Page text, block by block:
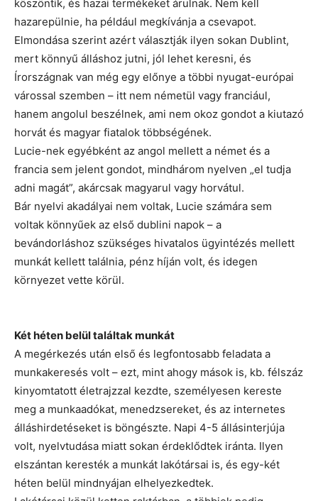
köszöntik, és hazai termékeket árulnak. Nem kell
hazarepülnie, ha például megkívánja a csevapot.
Elmondása szerint azért választják ilyen sokan Dublint,
mert könnyű álláshoz jutni, jól lehet keresni, és
Írországnak van még egy előnye a többi nyugat-európai
várossal szemben – itt nem németül vagy franciául,
hanem angolul beszélnek, ami nem okoz gondot a kiutazó
horvát és magyar fiatalok többségének.
Lucie-nek egyébként az angol mellett a német és a
francia sem jelent gondot, mindhárom nyelven „el tudja
adni magát”, akárcsak magyarul vagy horvátul.
Bár nyelvi akadályai nem voltak, Lucie számára sem
voltak könnyűek az első dublini napok – a
bevándorláshoz szükséges hivatalos ügyintézés mellett
munkát kellett találnia, pénz híján volt, és idegen
környezet vette körül.
Két héten belül találtak munkát
A megérkezés után első és legfontosabb feladata a
munkakeresés volt – ezt, mint ahogy mások is, kb. félszáz
kinyomtatott életrajzzal kezdte, személyesen kereste
meg a munkaadókat, menedzsereket, és az internetes
álláshirdetéseket is böngészte. Napi 4-5 állásinterjúja
volt, nyelvtudása miatt sokan érdeklődtek iránta. Ilyen
elszántan keresték a munkát lakótársai is, és egy-két
héten belül mindnyájan elhelyezkedtek.